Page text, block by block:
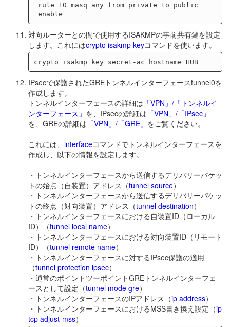
対向ルーターとの間で使用するISAKMPの事前共有鍵を設定
します。これにはcrypto isakmp keyコマンドを使います。
crypto isakmp key secret-ac hostname HUB
IPsecで保護されたGREトンネルインターフェースtunnel0を
作成します。
トンネルインターフェースの詳細は 「VPN」/「トンネルイ
ンターフェース」 を、IPsecの詳細は 「VPN」/「IPsec」
を、GREの詳細は 「VPN」/「GRE」 をご覧ください。
これには、 interfaceコマンドでトンネルインターフェースを
作成し、以下の情報を設定します。
・トンネルインターフェースから送信するデリバリーパケッ
トの始点（自装置）アドレス（tunnel source）
・トンネルインターフェースから送信するデリバリーパケッ
トの終点（対向装置）アドレス（tunnel destination）
・トンネルインターフェースにおける自装置ID（ローカル
ID）（tunnel local name）
・トンネルインターフェースにおける対向装置ID（リモート
ID）（tunnel remote name）
・トンネルインターフェースに対するIPsec保護の適用
（tunnel protection ipsec）
・通常のポイントツーポイントGREトンネルインターフェ
ースとして設定（tunnel mode gre）
・トンネルインターフェースのIPアドレス（ip address）
・トンネルインターフェースにおけるMSS書き換え設定（ip
tcp adjust-mss）